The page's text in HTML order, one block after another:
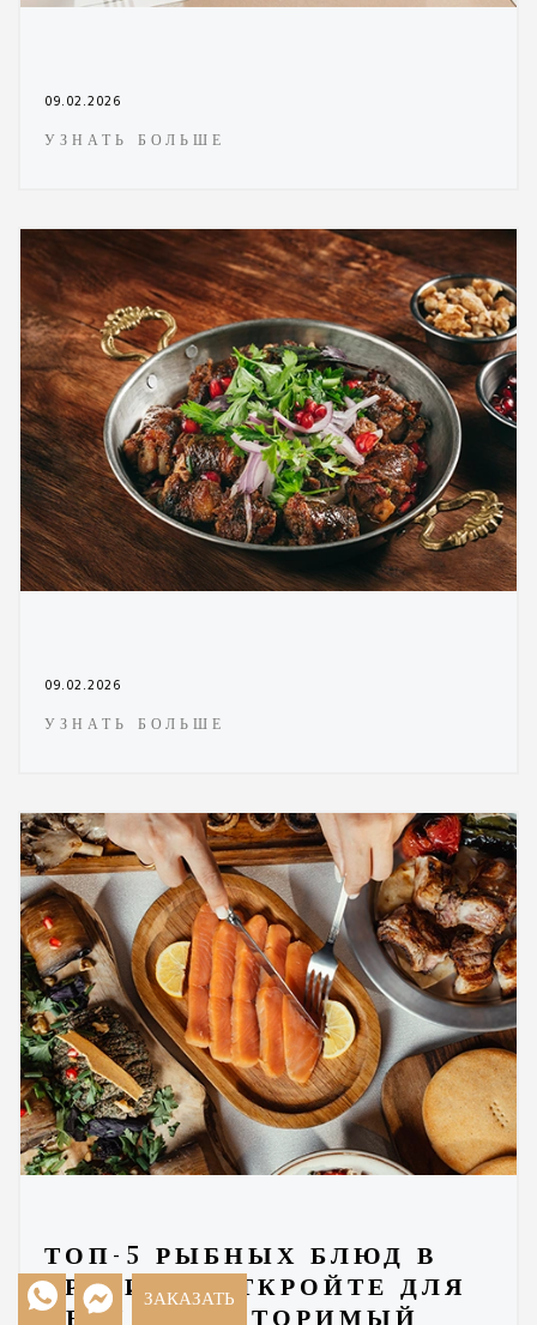
09.02.2026
УЗНАТЬ БОЛЬШЕ
09.02.2026
УЗНАТЬ БОЛЬШЕ
ТОП-5 РЫБНЫХ БЛЮД В
ГРУЗИИ – ОТКРОЙТЕ ДЛЯ
СЕБЯ НЕПОВТОРИМЫЙ
ЗАКАЗАТЬ